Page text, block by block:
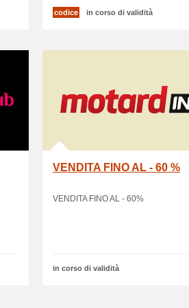
codice in corso di validità
VENDITA FINO AL - 60 %
VENDITA FINO AL - 60%
in corso di validità